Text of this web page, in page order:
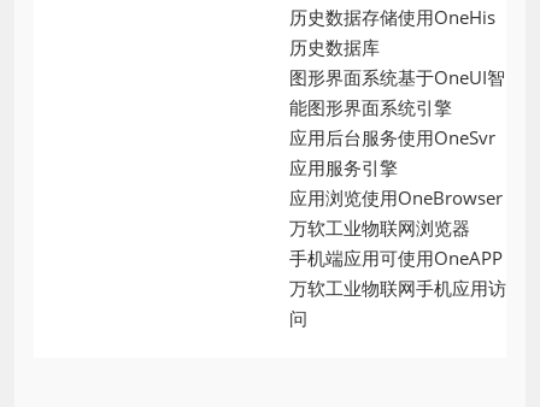
历史数据存储使用OneHis
历史数据库
图形界面系统基于OneUI智
能图形界面系统引擎
应用后台服务使用OneSvr
应用服务引擎
应用浏览使用OneBrowser
万软工业物联网浏览器
手机端应用可使用OneAPP
万软工业物联网手机应用访
问